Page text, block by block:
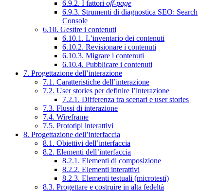
6.9.2. I fattori off-page
6.9.3. Strumenti di diagnostica SEO: Search
Console
6.10. Gestire i contenuti
6.10.1. L’inventario dei contenuti
6.10.2. Revisionare i contenuti
6.10.3. Migrare i contenuti
6.10.4. Pubblicare i contenuti
7. Progettazione dell’interazione
7.1. Caratteristiche dell’interazione
7.2. User stories per definire l’interazione
7.2.1. Differenza tra scenari e user stories
7.3. Flussi di interazione
7.4. Wireframe
7.5. Prototipi interattivi
8. Progettazione dell’interfaccia
8.1. Obiettivi dell’interfaccia
8.2. Elementi dell’interfaccia
8.2.1. Elementi di composizione
8.2.2. Elementi interattivi
8.2.3. Elementi testuali (microtesti)
8.3. Progettare e costruire in alta fedeltà